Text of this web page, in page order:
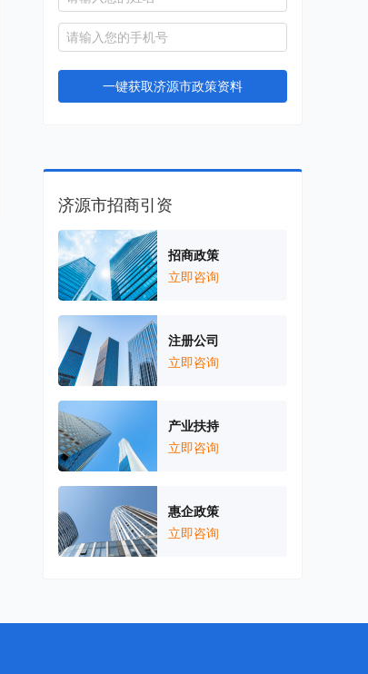
一键获取济源市政策资料
济源市招商引资
招商政策
立即咨询
注册公司
立即咨询
产业扶持
立即咨询
惠企政策
立即咨询